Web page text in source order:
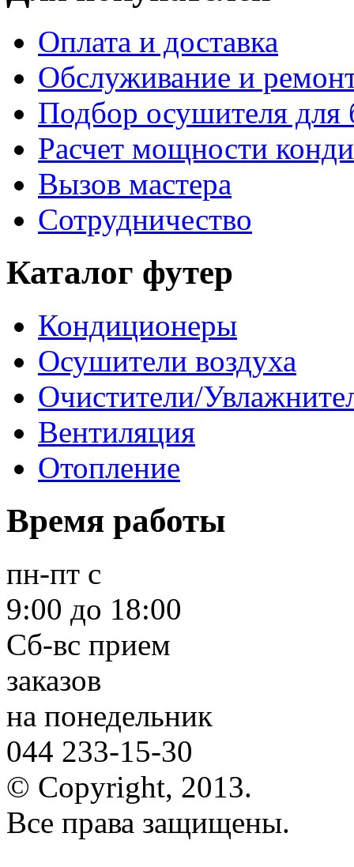
Оплата и доставка
Обслуживание и
Подбор осушителя для
Расчет мощности
Вызов мастера
Сотрудничество
Каталог футер
Кондиционеры
Осушители воздуха
Очистители/
Вентиляция
Отопление
Время работы
пн-пт с
9:00 до 18:00
Сб-вс прием
заказов
на понедельник
044 233-15-30
© Copyright, 2013.
Все права защищены.